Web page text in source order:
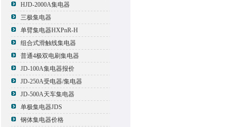
HJD-2000A集电器
三极集电器
单臂集电器HXPnR-H
组合式滑触线集电器
普通4极双电刷集电器
JD-100A集电器报价
JD-250A受电器/集电器
JD-500A天车集电器
单极集电器JDS
钢体集电器价格